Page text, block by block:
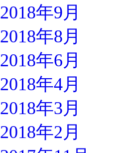
2018年9月
2018年8月
2018年6月
2018年4月
2018年3月
2018年2月